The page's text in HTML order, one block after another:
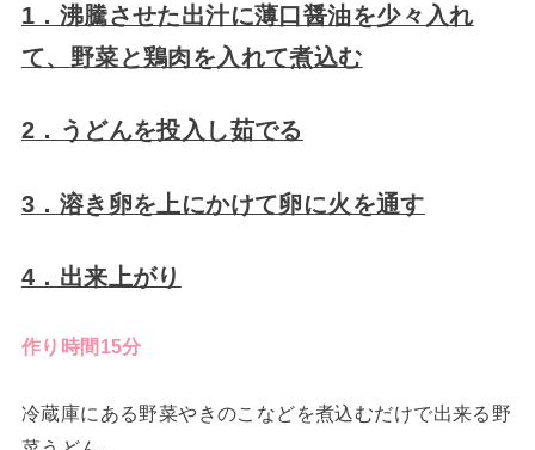
1．沸騰させた出汁に薄口醤油を少々 入れ
て、 野菜と鶏肉を入れて煮込む
2．うどんを投入し茹でる
3．溶き卵を上にかけて卵に火を通す
4．出来上がり
作り時間15分
冷蔵庫にある野菜やきのこなどを煮込むだけで出来る野